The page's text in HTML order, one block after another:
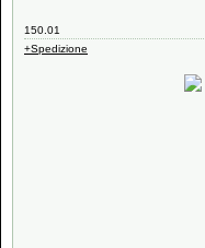
150.01
+Spedizione